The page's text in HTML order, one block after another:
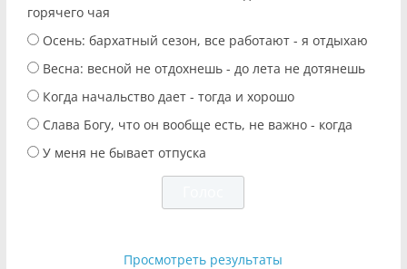
горячего чая
Осень: бархатный сезон, все работают - я отдыхаю
Весна: весной не отдохнешь - до лета не дотянешь
Когда начальство дает - тогда и хорошо
Слава Богу, что он вообще есть, не важно - когда
У меня не бывает отпуска
Просмотреть результаты